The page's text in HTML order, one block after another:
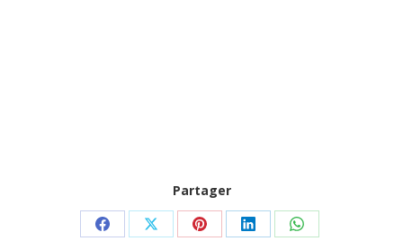
Partager
PartagerPartagerPartagerPartagerPartager